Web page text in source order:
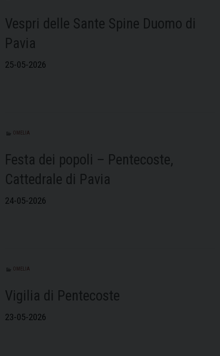
Vespri delle Sante Spine Duomo di
Pavia
25-05-2026
OMELIA
Festa dei popoli – Pentecoste,
Cattedrale di Pavia
24-05-2026
OMELIA
Vigilia di Pentecoste
23-05-2026